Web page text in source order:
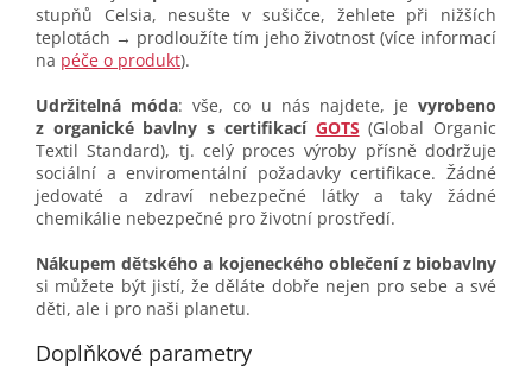
stupňů Celsia, nesušte v sušičce, žehlete při nižších
teplotách → prodloužíte tím jeho životnost (více informací
na péče o produkt).
Udržitelná móda: vše, co u nás najdete, je vyrobeno
z organické bavlny s certifikací GOTS (Global Organic
Textil Standard), tj. celý proces výroby přísně dodržuje
sociální a enviromentální požadavky certifikace. Žádné
jedovaté a zdraví nebezpečné látky a taky žádné
chemikálie nebezpečné pro životní prostředí.
Nákupem dětského a kojeneckého oblečení z biobavlny
si můžete být jistí, že děláte dobře nejen pro sebe a své
děti, ale i pro naši planetu.
Doplňkové parametry